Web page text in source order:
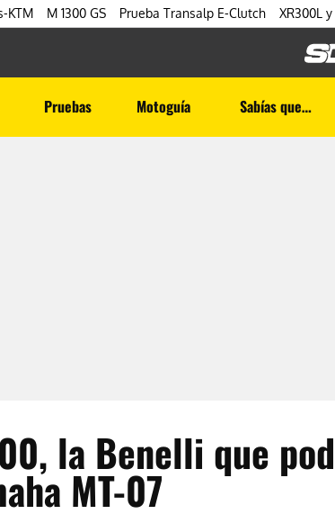
KTM M 1300 GS Prueba Transalp E-Clutch XR300L
Pruebas Motoguía Sabías que…
la Benelli que
MT-07